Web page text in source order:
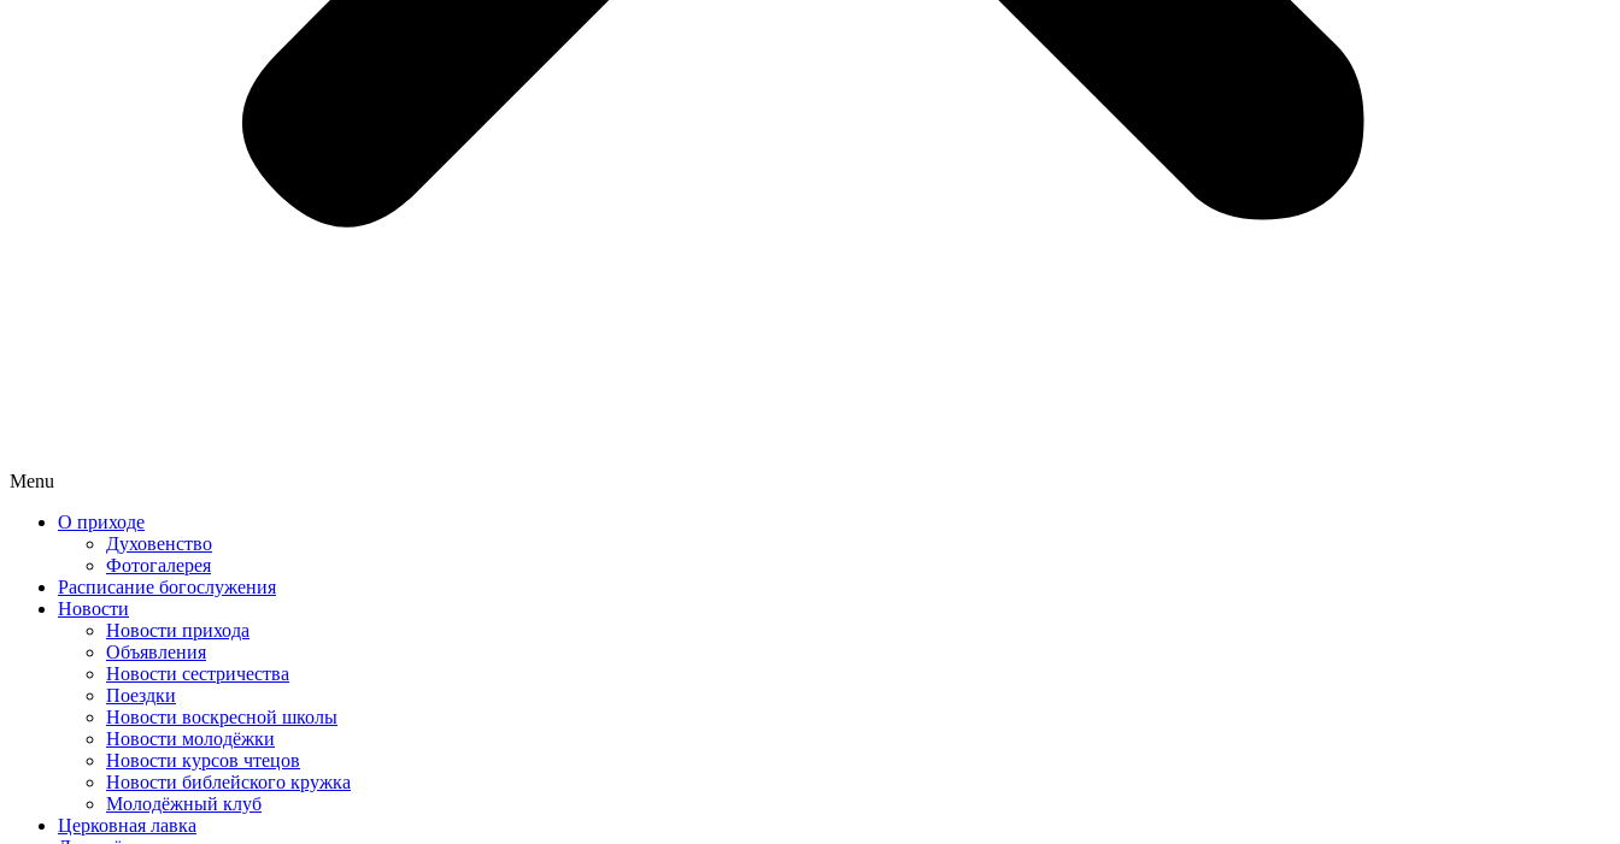
Menu
О приходе
Духовенство
Фотогалерея
Расписание богослужения
Новости
Новости прихода
Объявления
Новости сестричества
Поездки
Новости воскресной школы
Новости молодёжки
Новости курсов чтецов
Новости библейского кружка
Молодёжный клуб
Церковная лавка